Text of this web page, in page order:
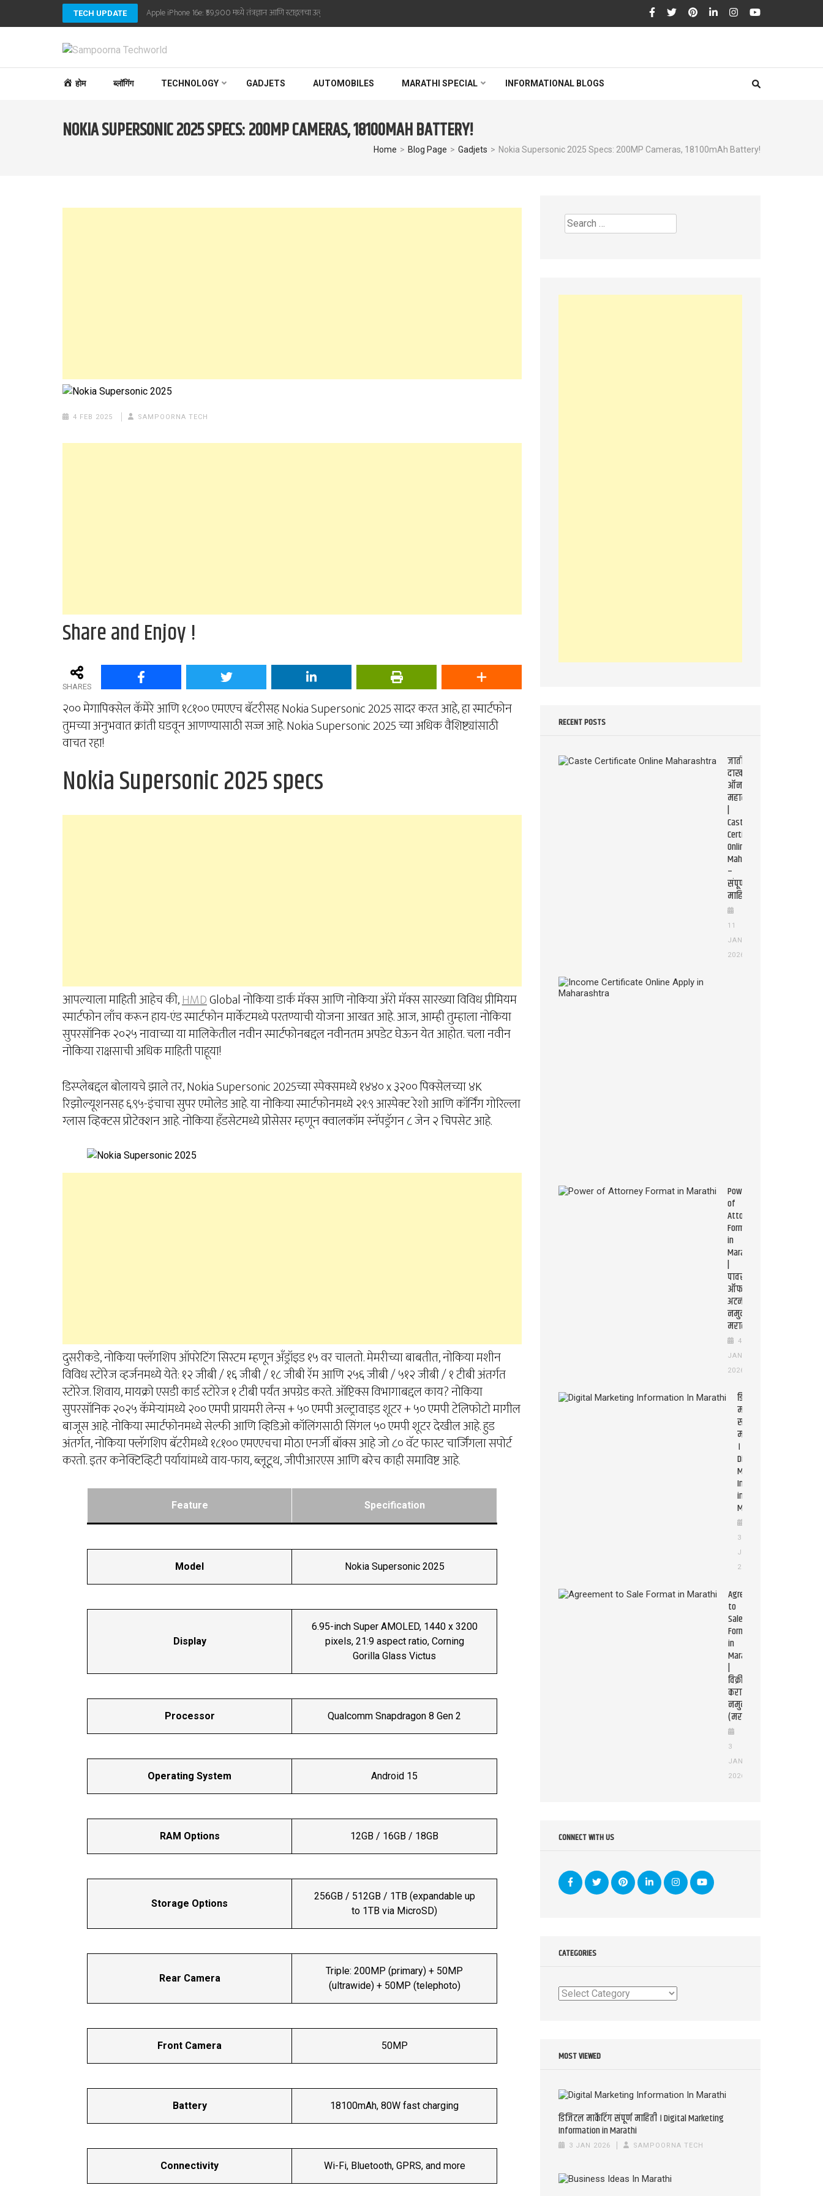
Enter)
TECH UPDATE Apple iPhone 16e: ₹59,900 मध्ये तंत्रज्ञान आणि स्टाइलचा उत्कृष्ट संगम
SAMPOORNA TECHWORLD
होम ब्लॉगिंग TECHNOLOGY GADJETS AUTOMOBILES MARATHI SPECIAL INFORMATIONAL BLOGS
NOKIA SUPERSONIC 2025 SPECS: 200MP CAMERAS, 18100MAH BATTERY!
Home > Blog Page > Gadjets > Nokia Supersonic 2025 Specs: 200MP Cameras, 18100mAh Battery!
4 FEB 2025 SAMPOORNA TECH
Share and Enjoy !
SHARES
२०० मेगापिक्सेल कॅमेरे आणि १८१०० एमएएच बॅटरीसह Nokia Supersonic 2025 सादर करत आहे, हा स्मार्टफोन
तुमच्या अनुभवात क्रांती घडवून आणण्यासाठी सज्ज आहे. Nokia Supersonic 2025 च्या अधिक वैशिष्ट्यांसाठी
वाचत रहा!
Nokia Supersonic 2025 specs
आपल्याला माहिती आहेच की,HMDGlobal नोकिया डार्क मॅक्स आणि नोकिया अ‍ॅरो मॅक्स सारख्या विविध प्रीमियम
स्मार्टफोन लाँच करून हाय-एंड स्मार्टफोन मार्केटमध्ये परतण्याची योजना आखत आहे. आज, आम्ही तुम्हाला नोकिया
सुपरसॉनिक २०२५ नावाच्या या मालिकेतील नवीन स्मार्टफोनबद्दल नवीनतम अपडेट घेऊन येत आहोत. चला नवीन
नोकिया राक्षसाची अधिक माहिती पाहूया!
डिस्प्लेबद्दल बोलायचे झाले तर, Nokia Supersonic 2025च्या स्पेक्समध्ये १४४० x ३२०० पिक्सेलच्या ४K
रिझोल्यूशनसह ६.९५-इंचाचा सुपर एमोलेड आहे. या नोकिया स्मार्टफोनमध्ये २१:९ आस्पेक्ट रेशो आणि कॉर्निंग गोरिल्ला
ग्लास व्हिक्टस प्रोटेक्शन आहे. नोकिया हँडसेटमध्ये प्रोसेसर म्हणून क्वालकॉम स्नॅपड्रॅगन ८ जेन २ चिपसेट आहे.
दुसरीकडे, नोकिया फ्लॅगशिप ऑपरेटिंग सिस्टम म्हणून अँड्रॉइड १५ वर चालतो. मेमरीच्या बाबतीत, नोकिया मशीन
विविध स्टोरेज व्हर्जनमध्ये येते: १२ जीबी / १६ जीबी / १८ जीबी रॅम आणि २५६ जीबी / ५१२ जीबी / १ टीबी अंतर्गत
स्टोरेज. शिवाय, मायक्रो एसडी कार्ड स्टोरेज १ टीबी पर्यंत अपग्रेड करते. ऑप्टिक्स विभागाबद्दल काय? नोकिया
सुपरसॉनिक २०२५ कॅमेऱ्यांमध्ये २०० एमपी प्रायमरी लेन्स + ५० एमपी अल्ट्रावाइड शूटर + ५० एमपी टेलिफोटो मागील
बाजूस आहे. नोकिया स्मार्टफोनमध्ये सेल्फी आणि व्हिडिओ कॉलिंगसाठी सिंगल ५० एमपी शूटर देखील आहे. हुड
अंतर्गत, नोकिया फ्लॅगशिप बॅटरीमध्ये १८१०० एमएएचचा मोठा एनर्जी बॉक्स आहे जो ८० वॅट फास्ट चार्जिंगला सपोर्ट
करतो. इतर कनेक्टिव्हिटी पर्यायांमध्ये वाय-फाय, ब्लूटूथ, जीपीआरएस आणि बरेच काही समाविष्ट आहे.
Feature Specification
Model Nokia Supersonic 2025
Display
6.95-inch Super AMOLED, 1440 x 3200
pixels, 21:9 aspect ratio, Corning
Gorilla Glass Victus
Processor Qualcomm Snapdragon 8 Gen 2
Operating System Android 15
RAM Options 12GB / 16GB / 18GB
Storage Options
256GB / 512GB / 1TB (expandable up
to 1TB via MicroSD)
Rear Camera
Triple: 200MP (primary) + 50MP
(ultrawide) + 50MP (telephoto)
Front Camera 50MP
Battery 18100mAh, 80W fast charging
Connectivity Wi-Fi, Bluetooth, GPRS, and more
Search
for:
RECENT POSTS
जातीचा
दाखला
ऑनलाइन
महाराष्ट्र
|
Caste
Certificate
Online
Maharashtra
–
संपूर्ण
माहिती
11
JAN
2026
Power
of
Attorney
Format
in
Marathi
|
पावर
ऑफ
अटर्नी
नमुना
मराठीत
4
JAN
2026
डिजिटल
मार्केटिंग
संपूर्ण
माहिती
।
Digital
Marketing
Information
in
Marathi
3
JAN
2026
Agreement
to
Sale
Format
in
Marathi
|
विक्री
कराराचा
नमुना
(मराठी)
3
JAN
2026
CONNECT WITH US
CATEGORIES
Categories
MOST VIEWED
डिजिटल मार्केटिंग संपूर्ण माहिती । Digital Marketing
Information in Marathi
3 JAN 2026 SAMPOORNA TECH